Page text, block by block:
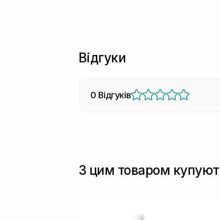
Відгуки
0 Відгуків
З цим товаром